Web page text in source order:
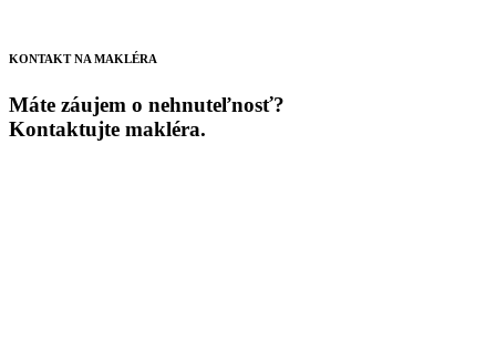
KONTAKT NA MAKLÉRA
Máte záujem o nehnuteľnosť?
Kontaktujte makléra.